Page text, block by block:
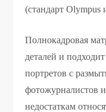
(стандарт Olympus
Полнокадровая
деталей и
портретов с
фотожурналистов
недостаткам